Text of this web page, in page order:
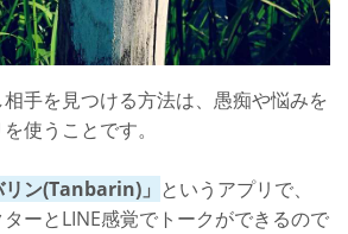
手を見つける方法は、愚痴や悩みを
使うことです。
リン(Tanbarin)」 というアプリで、
ーとLINE感覚でトークができるので